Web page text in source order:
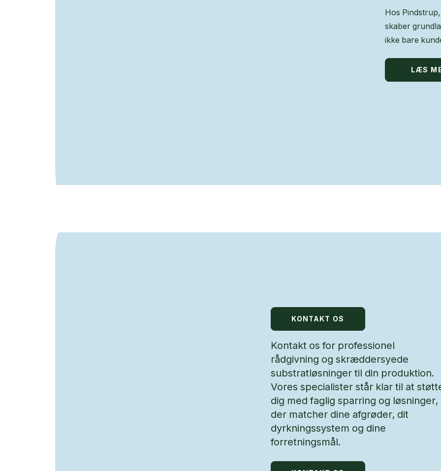
Hos
skaber
ikke bare
LÆS
KONTAKT OS
Kontakt os for professionel
rådgivning og skræddersyede
substratløsninger til din produktion.
Vores specialister står klar til at
dig med faglig sparring og løsninger,
der matcher dine afgrøder, dit
dyrkningssystem og dine
forretningsmål.